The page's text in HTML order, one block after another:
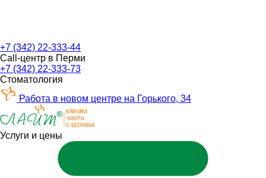
+7 (342) 22-333-44
Call-центр в Перми
+7 (342) 22-333-73
Стоматология
Работа в новом центре на Горького, 34
Услуги и цены